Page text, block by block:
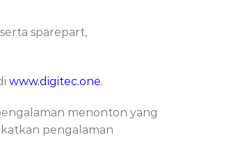
sparepart,
www.digitec.one.
menonton yang
pengalaman